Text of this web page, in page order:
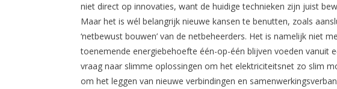
niet direct op innovaties, want de huidige technieken zijn juist
Maar het is wél belangrijk nieuwe kansen te benutten, zoals
‘netbewust bouwen’ van de netbeheerders. Het is namelijk niet
toenemende energiebehoefte één-op-één blijven voeden vanuit
vraag naar slimme oplossingen om het elektriciteitsnet zo slim
om het leggen van nieuwe verbindingen en